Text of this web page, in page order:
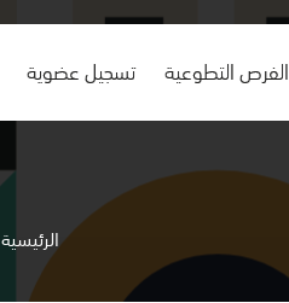
الفرص التطوعية تسجيل عضوية
الرئيسية